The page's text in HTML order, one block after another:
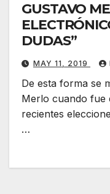
GUSTAVO
DUDAS”
MAY 11, 2019
De esta forma se
Merlo cuando fue
recientes
…